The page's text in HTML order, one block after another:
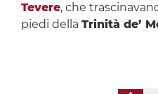
Tevere, che
piedi della Trinità de’